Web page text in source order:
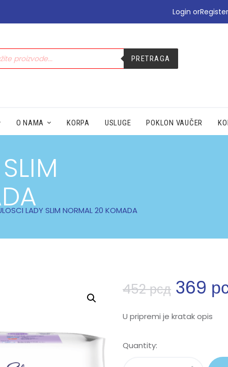
Login orRegister
PRETRAGA
O NAMA KORPA USLUGE POKLON VAUČER
LADY SLIM NORMAL 20 KOMADA
•NEGA | LEPOTA
•SEZONSKI PROIZVODI
452рсд 369
U pripremi je kratak opis
Quantity: